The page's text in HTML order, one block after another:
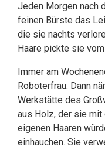
Jeden Morgen nach
feinen Bürste das
die sie nachts
Haare pickte sie
Immer am
Roboterfrau. Dann
Werkstätte des
aus Holz, der sie mit
eigenen Haaren
einhauchen. Sie